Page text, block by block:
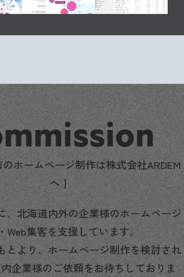
ホームページ制作は株式会社ARDEM
へ ]
、北海道内外の企業様のホームページ
Web集客を支援しています。
とより、ホームページ制作を検討され
企業様のご依頼をお待ちしておりま